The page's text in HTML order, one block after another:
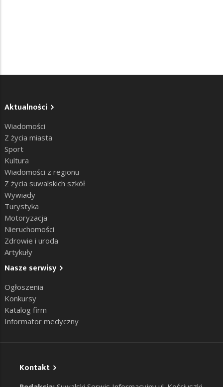
Aktualności
Wiadomości
Z życia miasta
Sport
Kultura
Wiadomości z regionu
Z życia suwalskich szkół
Wywiady
Turystyka
Motoryzacja
Nieruchomości
Zdrowie i uroda
Artykuły
Nasze serwisy
Ogłoszenia
Konkursy
Katalog firm
Informator medyczny
Kontakt